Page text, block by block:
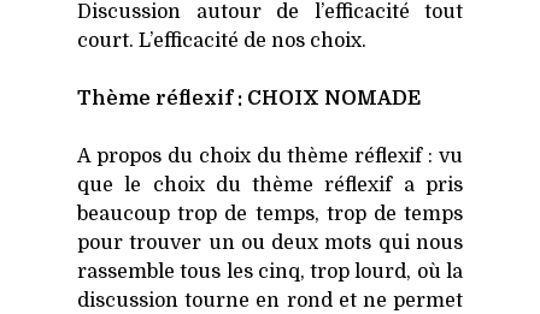
Dis­cus­sion autour de l’efficacité tout
court. L’efficacité de nos choix.
Thème réflexif : CHOIX NOMADE
A pro­pos du choix du thème réflexif : vu
que le choix du thème réflexif a pris
beau­coup trop de temps, trop de temps
pour trou­ver un ou deux mots qui nous
ras­semble tous les cinq, trop lourd, où la
dis­cus­sion tourne en rond et ne per­met